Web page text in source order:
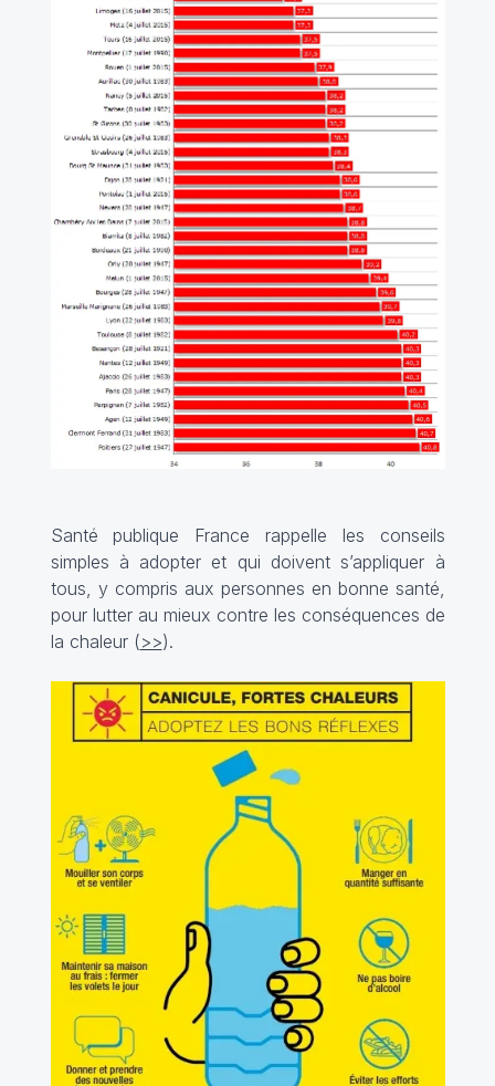
Santé publique France rappelle les conseils
simples à adopter et qui doivent s’appliquer à
tous, y compris aux personnes en bonne santé,
pour lutter au mieux contre les conséquences de
la chaleur (>>).